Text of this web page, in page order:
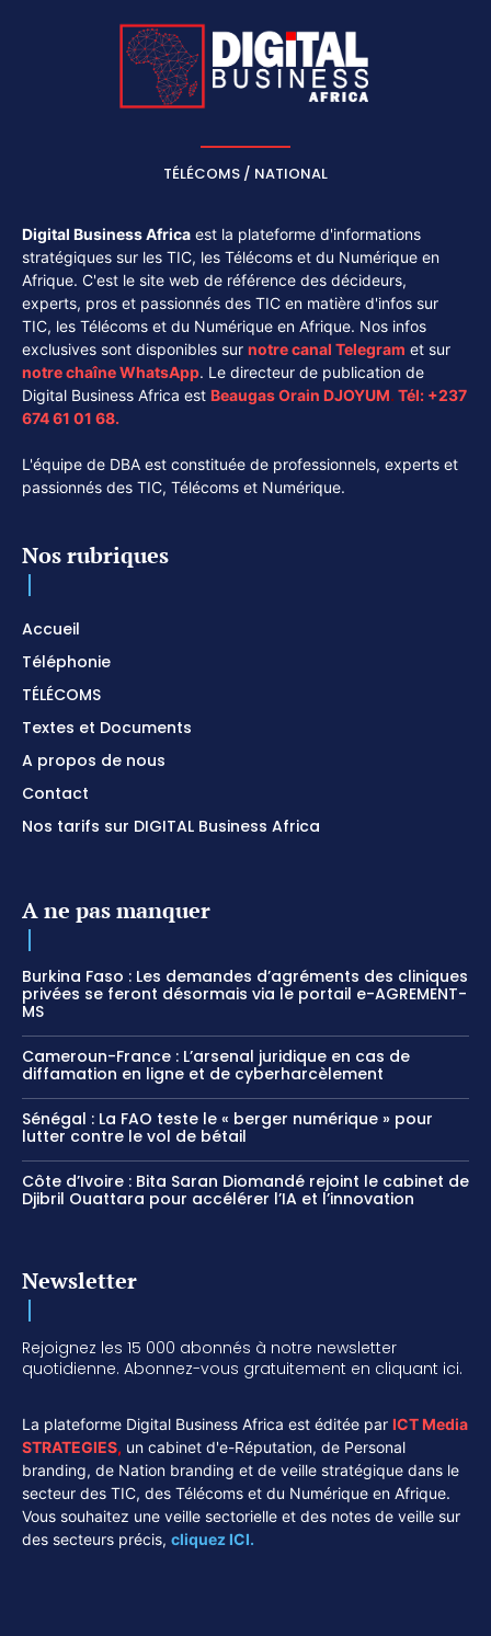
TÉLÉCOMS / NATIONAL
Digital Business Africa est la plateforme d'informations
stratégiques sur les TIC, les Télécoms et du Numérique en
Afrique. C'est le site web de référence des décideurs,
experts, pros et passionnés des TIC en matière d'infos sur
TIC, les Télécoms et du Numérique en Afrique. Nos infos
exclusives sont disponibles sur notre canal Telegram et sur
notre chaîneWhatsApp. Le directeur de publication de
Digital Business Africa est Beaugas Orain DJOYUM. Tél: +237
674 61 01 68.
L'équipe de DBA est constituée de professionnels, experts et
passionnés des TIC, Télécoms et Numérique.
Nos rubriques
Accueil
Téléphonie
TÉLÉCOMS
Textes et Documents
A propos de nous
Contact
Nos tarifs sur DIGITAL Business Africa
A ne pas manquer
Burkina Faso : Les demandes d’agréments des cliniques
privées se feront désormais via le portail e-AGREMENT-
MS
Cameroun-France : L’arsenal juridique en cas de
diffamation en ligne et de cyberharcèlement
Sénégal : La FAO teste le « berger numérique » pour
lutter contre le vol de bétail
Côte d’Ivoire : Bita Saran Diomandé rejoint le cabinet de
Djibril Ouattara pour accélérer l’IA et l’innovation
Newsletter
Rejoignez les 15 000 abonnés à notre newsletter
quotidienne. Abonnez-vous gratuitement en cliquant ici.
La plateforme Digital Business Africa est éditée par ICT Media
STRATEGIES, un cabinet d'e-Réputation, de Personal
branding, de Nation branding et de veille stratégique dans le
secteur des TIC, des Télécoms et du Numérique en Afrique.
Vous souhaitez une veille sectorielle et des notes de veille sur
des secteurs précis, cliquez ICI.